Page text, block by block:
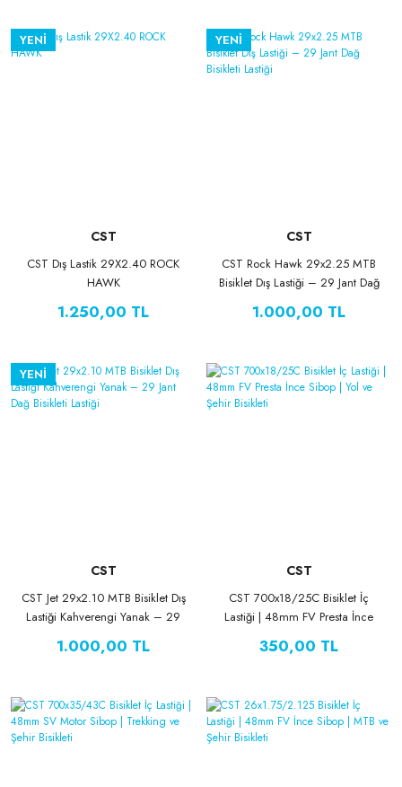
YENİ
CST
CST Dış Lastik 29X2.40 ROCK
HAWK
1.250,00 TL
YENİ
CST
CST Rock Hawk 29x2.25 MTB
Bisiklet Dış Lastiği – 29 Jant Dağ
1.000,00 TL
YENİ
CST
CST Jet 29x2.10 MTB Bisiklet Dış
Lastiği Kahverengi Yanak – 29
1.000,00 TL
CST
CST 700x18/25C Bisiklet İç
Lastiği | 48mm FV Presta İnce
350,00 TL